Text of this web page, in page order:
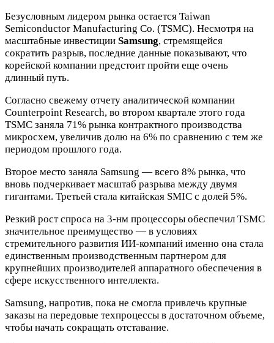
Безусловным лидером рынка остается Taiwan
Semiconductor Manufacturing Co. (TSMC). Несмотря на
масштабные инвестиции Samsung, стремящейся
сократить разрыв, последние данные показывают, что
корейской компании предстоит пройти еще очень
длинный путь.
Согласно свежему отчету аналитической компании
Counterpoint Research, во втором квартале этого года
TSMC заняла 71% рынка контрактного производства
микросхем, увеличив долю на 6% по сравнению с тем же
периодом прошлого года.
Второе место заняла Samsung — всего 8% рынка, что
вновь подчеркивает масштаб разрыва между двумя
гигантами. Третьей стала китайская SMIC с долей 5%.
Резкий рост спроса на 3-нм процессоры обеспечил TSMC
значительное преимущество — в условиях
стремительного развития ИИ-компаний именно она стала
единственным производственным партнером для
крупнейших производителей аппаратного обеспечения в
сфере искусственного интеллекта.
Samsung, напротив, пока не смогла привлечь крупные
заказы на передовые техпроцессы в достаточном объеме,
чтобы начать сокращать отставание.